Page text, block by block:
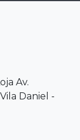
Av.
Daniel -